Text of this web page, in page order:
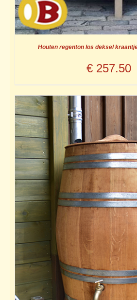
Houten regenton los deksel
€ 257.50